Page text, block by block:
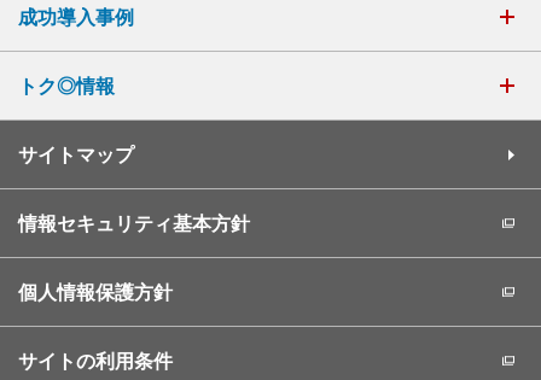
成功導入事例
トク◎情報
サイトマップ
情報セキュリティ基本方針
個人情報保護方針
サイトの利用条件